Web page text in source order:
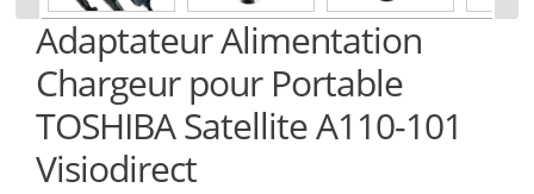
Adaptateur Alimentation
Chargeur pour Portable
TOSHIBA Satellite A110-101
Visiodirect